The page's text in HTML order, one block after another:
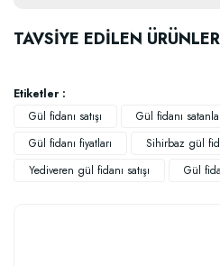
TAVSİYE EDİLEN ÜRÜNLER
Etiketler :
Gül fidanı satışı
Gül fidanı
Gül fidanı fiyatları
Sihirbaz gül
Yediveren gül fidanı satışı
Gül